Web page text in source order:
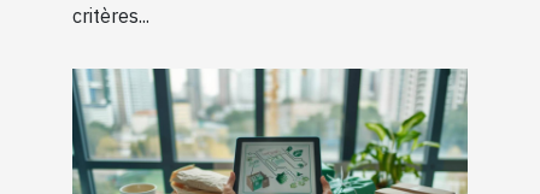
critères...